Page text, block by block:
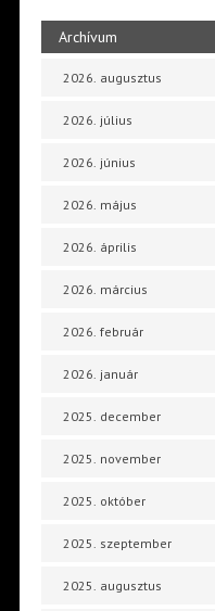
Archívum
2026. augusztus
2026. július
2026. június
2026. május
2026. április
2026. március
2026. február
2026. január
2025. december
2025. november
2025. október
2025. szeptember
2025. augusztus